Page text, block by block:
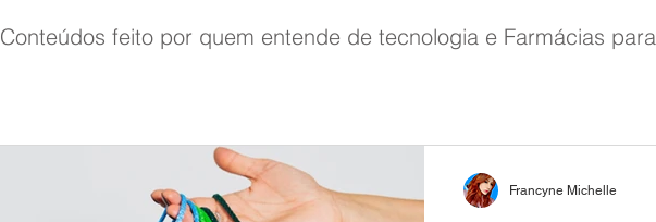
Conteúdos feito por quem entende de tecnologia e Farmácias
Francyne Michelle